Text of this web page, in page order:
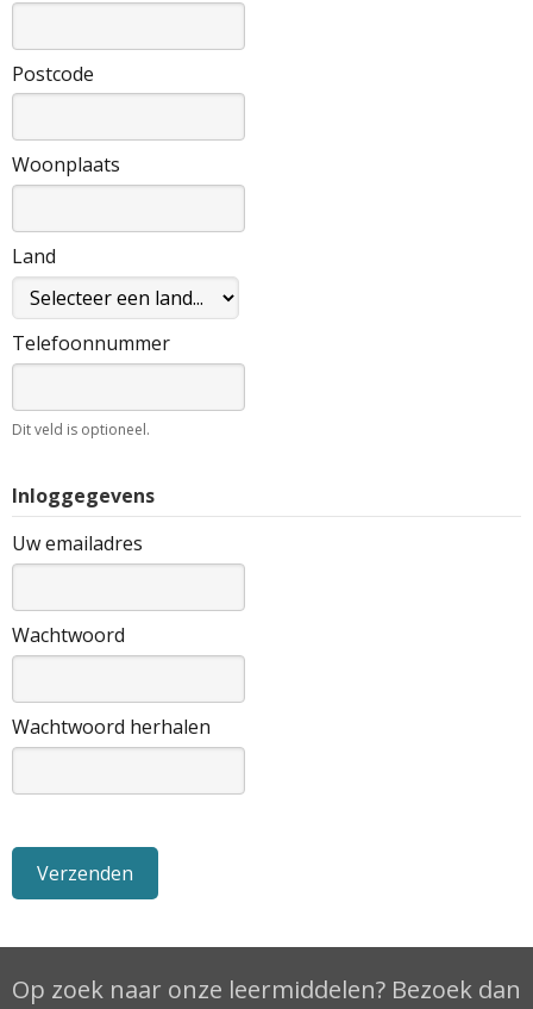
Postcode
Woonplaats
Land
Telefoonnummer
Dit veld is optioneel.
Inloggegevens
Uw emailadres
Wachtwoord
Wachtwoord herhalen
Op zoek naar onze leermiddelen? Bezoek dan